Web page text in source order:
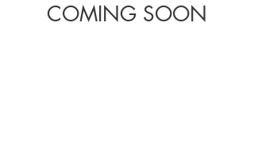
COMING SOON